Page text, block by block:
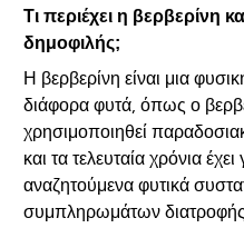
Τι περιέχει η βερβερίνη
δημοφιλής;
Η βερβερίνη είναι μια
διάφορα φυτά, όπως ο
χρησιμοποιηθεί
και τα τελευταία χρόνια
αναζητούμενα φυτικά
συμπληρωμάτων